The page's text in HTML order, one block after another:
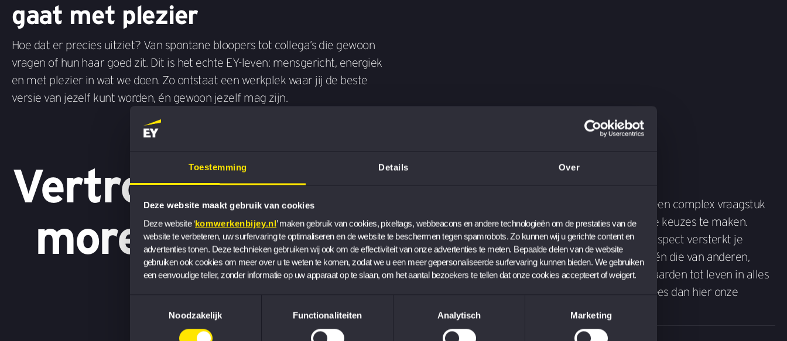
Toestemming Details Over
Deze website maakt gebruik van cookies
Deze website ‘komwerkenbijey.nl’ maken gebruik van cookies, pixeltags, webbeacons en andere technologieën om de prestaties van de
website te verbeteren, uw surfervaring te optimaliseren en de website te beschermen tegen spamrobots. Zo kunnen wij u gerichte content en
advertenties tonen. Deze technieken gebruiken wij ook om de effectiviteit van onze advertenties te meten. Bepaalde delen van de website
gebruiken ook cookies om meer over u te weten te komen, zodat we u een meer gepersonaliseerde surfervaring kunnen bieden. We gebruiken
een eenvoudige teller, zonder informatie op uw apparaat op te slaan, om het aantal bezoekers te tellen dat onze cookies accepteert of weigert.
Noodzakelijk
Functionaliteiten Analytisch Marketing
gaat met plezier
Hoe dat er precies uitziet? Van spontane bloopers tot collega’s die gewoon
vragen of hun haar goed zit. Dit is het echte EY-leven: mensgericht, energiek
en met plezier in wat we doen. Zo ontstaat een werkplek waar jij de beste
versie van jezelf kunt worden, én gewoon jezelf mag zijn.
Vertrouw op jouw
morele kompas
Of je nu brainstormt, samenwerkt met collega’s of een complex vraagstuk
oplost, jouw morele kompas helpt je steeds de juiste keuzes te maken.
Integriteit houdt je met beide benen op de grond, respect versterkt je
samenwerking en inclusiviteit zorgt dat jouw stem, én die van anderen,
gehoord en gewaardeerd wordt. Zo breng jij onze waarden tot leven in alles
wat je doet. Benieuwd naar alle waarden van EY? Lees dan hier onze
Global Code of Conduct?